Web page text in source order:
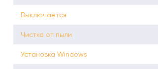
Выключается
Чистка от пыли
Установка Windows